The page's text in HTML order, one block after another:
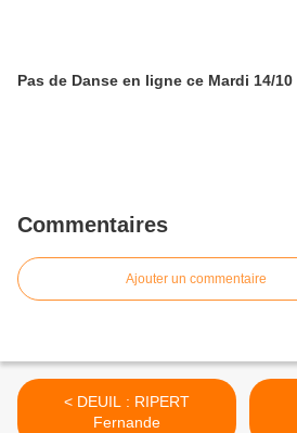
Pas de Danse en ligne ce Mardi 14/10
Commentaires
Ajouter un commentaire
< DEUIL : RIPERT
Fernande